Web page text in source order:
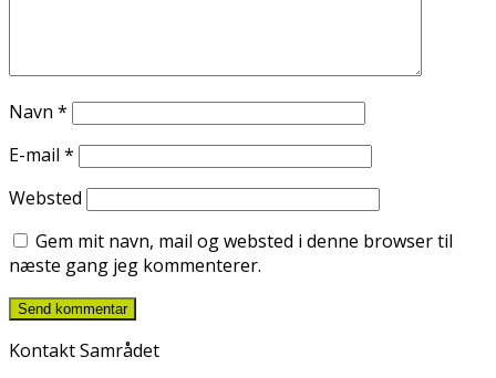
Navn *
E-mail *
Websted
Gem mit navn, mail og websted i denne browser til
næste gang jeg kommenterer.
Kontakt Samrådet